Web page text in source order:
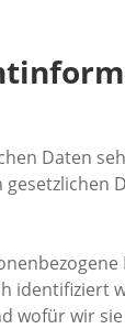
Daten
identifiziert
wofür wir